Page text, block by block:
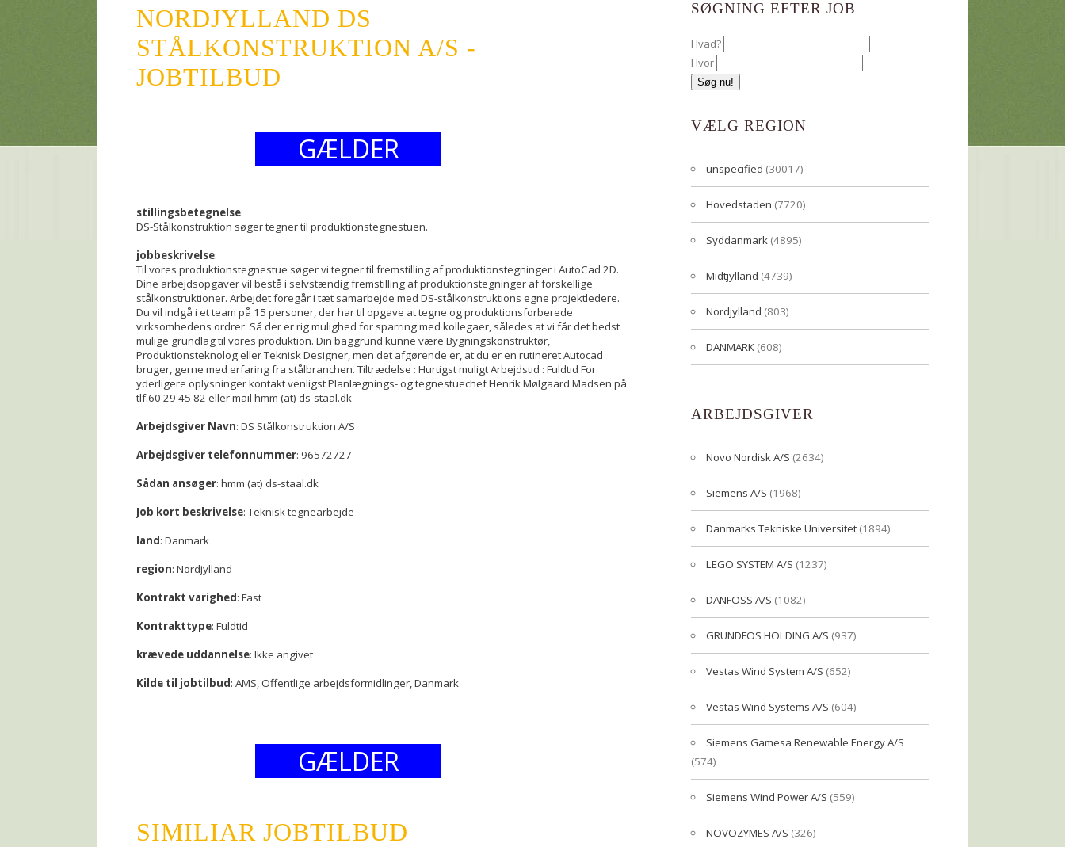
NORDJYLLAND DS
STÅLKONSTRUKTION A/S -
JOBTILBUD
GÆLDER
stillingsbetegnelse:
DS-Stålkonstruktion søger tegner til produktionstegnestuen.
jobbeskrivelse:
Til vores produktionstegnestue søger vi tegner til fremstilling af produktionstegninger i AutoCad 2D.
Dine arbejdsopgaver vil bestå i selvstændig fremstilling af produktionstegninger af forskellige
stålkonstruktioner. Arbejdet foregår i tæt samarbejde med DS-stålkonstruktions egne projektledere.
Du vil indgå i et team på 15 personer, der har til opgave at tegne og produktionsforberede
virksomhedens ordrer. Så der er rig mulighed for sparring med kollegaer, således at vi får det bedst
mulige grundlag til vores produktion. Din baggrund kunne være Bygningskonstruktør,
Produktionsteknolog eller Teknisk Designer, men det afgørende er, at du er en rutineret Autocad
bruger, gerne med erfaring fra stålbranchen. Tiltrædelse : Hurtigst muligt Arbejdstid : Fuldtid For
yderligere oplysninger kontakt venligst Planlægnings- og tegnestuechef Henrik Mølgaard Madsen på
tlf.60 29 45 82 eller mail hmm (at) ds-staal.dk
Arbejdsgiver Navn: DS Stålkonstruktion A/S
Arbejdsgiver telefonnummer: 96572727
Sådan ansøger: hmm (at) ds-staal.dk
Job kort beskrivelse: Teknisk tegnearbejde
land: Danmark
region: Nordjylland
Kontrakt varighed: Fast
Kontrakttype: Fuldtid
krævede uddannelse: Ikke angivet
Kilde til jobtilbud: AMS, Offentlige arbejdsformidlinger, Danmark
GÆLDER
SIMILIAR JOBTILBUD
SØGNING EFTER JOB
Hvad?
Hvor
VÆLG REGION
unspecified (30017)
Hovedstaden (7720)
Syddanmark (4895)
Midtjylland (4739)
Nordjylland (803)
DANMARK (608)
ARBEJDSGIVER
Novo Nordisk A/S (2634)
Siemens A/S (1968)
Danmarks Tekniske Universitet (1894)
LEGO SYSTEM A/S (1237)
DANFOSS A/S (1082)
GRUNDFOS HOLDING A/S (937)
Vestas Wind System A/S (652)
Vestas Wind Systems A/S (604)
Siemens Gamesa Renewable Energy A/S
(574)
Siemens Wind Power A/S (559)
NOVOZYMES A/S (326)